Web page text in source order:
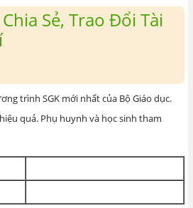
Sẻ, Trao Đổi Tài
trình SGK mới nhất của Bộ Giáo dục.
quả. Phụ huynh và học sinh tham